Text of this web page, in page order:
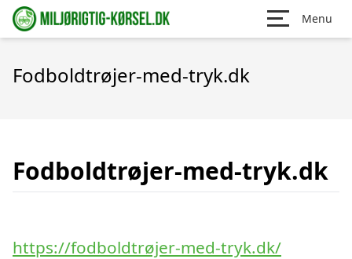
Menu
Fodboldtrøjer-med-tryk.dk
Fodboldtrøjer-med-tryk.dk
https://fodboldtrøjer-med-tryk.dk/